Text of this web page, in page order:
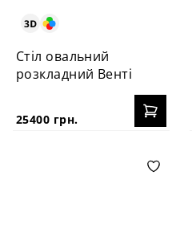
Стіл овальний
розкладний Венті
25400 грн.